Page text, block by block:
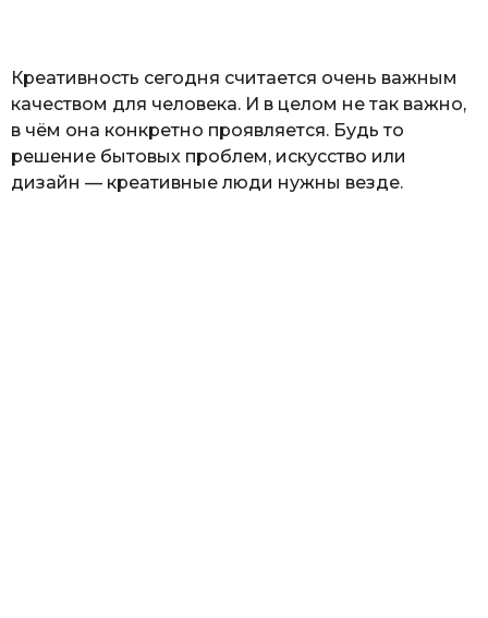
Креативность сегодня считается очень важным
качеством для человека. И в целом не так важно,
в чём она конкретно проявляется. Будь то
решение бытовых проблем, искусство или
дизайн — креативные люди нужны везде.